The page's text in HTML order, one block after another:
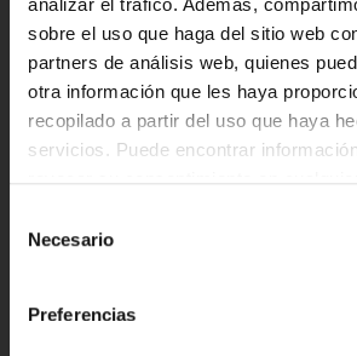
sobre el uso que haga del sitio web
partners de análisis web, quienes
otra información que les haya
recopilado a partir del uso que haya
servicios. Puede encontrar
Necesario
Preferencias
necesidades y preferencias.
10 principios que definen un cigarrillo
Sabor como un cigarrillo real
Diseño elegante y familiar
Batería de larga duración probada